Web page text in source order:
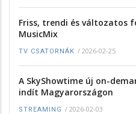
Friss, trendi és változatos
MusicMix
TV CSATORNÁK / 2026-02-25
A SkyShowtime új on-
indít Magyarországon
STREAMING / 2026-02-03